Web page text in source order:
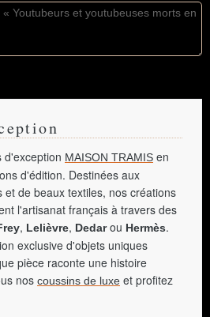
d'exception MAISON TRAMIS en
d'édition. Destinées aux
de beaux textiles, nos créations
l'artisanat français à travers des
, Lelièvre, Dedarou Hermès.
exclusive d'objets uniques
pièce raconte une histoire
nos coussins de luxe et profitez